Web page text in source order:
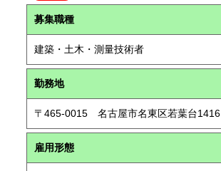
募集職種
建築・土木・測量技術者
勤務地
〒465-0015 名古屋市名東区若葉台1416
雇用形態